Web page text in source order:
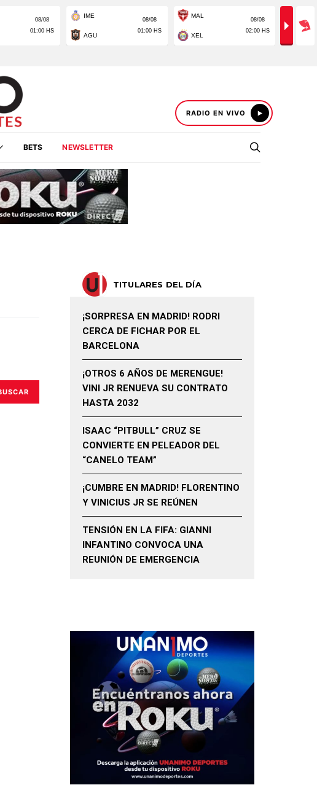
RADIO EN VIVO
BETS NEWSLETTER
TITULARES DEL DÍA
¡SORPRESA EN MADRID! RODRI
CERCA DE FICHAR POR EL
BARCELONA
¡OTROS 6 AÑOS DE MERENGUE!
VINI JR RENUEVA SU CONTRATO
HASTA 2032
ISAAC “PITBULL” CRUZ SE
CONVIERTE EN PELEADOR DEL
“CANELO TEAM”
¡CUMBRE EN MADRID! FLORENTINO
Y VINICIUS JR SE REÚNEN
TENSIÓN EN LA FIFA: GIANNI
INFANTINO CONVOCA UNA
REUNIÓN DE EMERGENCIA